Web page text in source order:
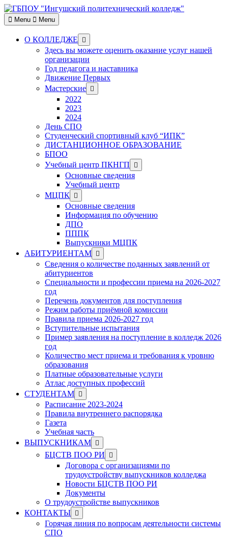
Skip
to
content
Menu Menu
О КОЛЛЕДЖЕ
Show
sub
menu
Здесь вы можете оценить оказание услуг нашей
организации
Год педагога и наставника
Движение Первых
Мастерские Show
sub
2022
2023
2024
День СПО
Студенческий спортивный клуб “ИПК”
ДИСТАНЦИОННОЕ ОБРАЗОВАНИЕ
БПОО
Учебный центр ПКНГП
Show
sub
menu
Основные сведения
Учебный центр
МЦПК Show
sub
menu
Основные сведения
Информация по обучению
ДПО
ПППК
Выпускники МЦПК
АБИТУРИЕНТАМ Show
sub
menu
Сведения о количестве поданных заявлений от
абитуриентов
Специальности и профессии приема на 2026-2027
год
Перечень документов для поступления
Режим работы приёмной комиссии
Правила приема 2026-2027 год
Вступительные испытания
Пример заявления на поступление в колледж 2026
год
Количество мест приема и требования к уровню
образования
Платные образовательные услуги
Атлас доступных профессий
СТУДЕНТАМ Show
sub
menu
Расписание 2023-2024
Правила внутреннего распорядка
Газета
Учебная часть
ВЫПУСКНИКАМ Show
sub
menu
БЦСТВ ПОО РИ
Show
sub
menu
Договора с организациями по
трудоустройству выпускников колледжа
Новости БЦСТВ ПОО РИ
Документы
О трудоустройстве выпускников
КОНТАКТЫ Show
sub
menu
Горячая линия по вопросам деятельности системы
СПО